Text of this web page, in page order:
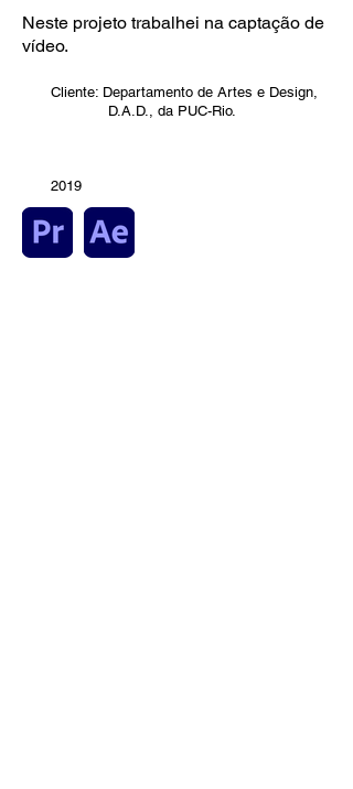
Neste projeto trabalhei na captação de
vídeo.
Cliente: Departamento de Artes e Design,
D.A.D., da PUC-Rio.
2019